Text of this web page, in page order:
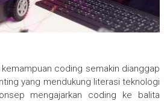
coding semakin dianggap
yang mendukung literasi teknologi
mengajarkan coding ke balita